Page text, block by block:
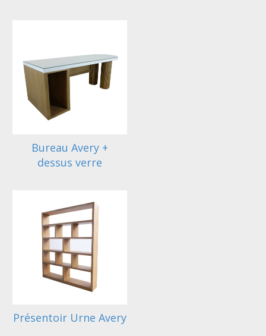
Bureau Avery +
dessus verre
Présentoir Urne Avery